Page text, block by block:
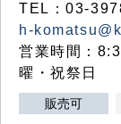
TEL：03-
h-
営業時間：
曜・祝祭日
販売可